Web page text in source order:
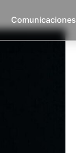
Comunicaciones